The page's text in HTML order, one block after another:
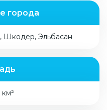
города
Шкодер, Эльбасан